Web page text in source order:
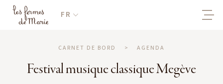
FR
CARNET DE BORD > AGENDA
Festival musique classique Megève